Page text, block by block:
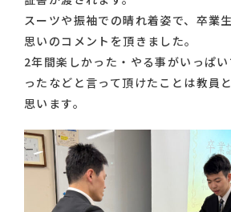
スーツや振袖での晴れ着姿で、卒業
思いのコメントを頂きました。
2年間楽しかった・やる事がいっぱ
ったなどと言って頂けたことは教員
思います。